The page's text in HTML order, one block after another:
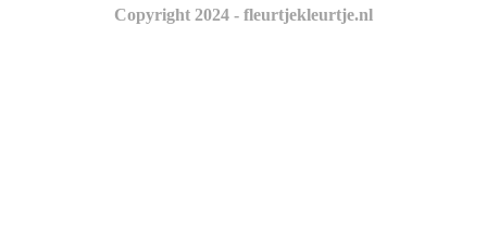
Copyright 2024 - fleurtjekleurtje.nl